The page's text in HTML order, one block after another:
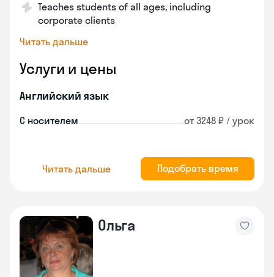
Teaches students of all ages, including
corporate clients
Читать дальше
Услуги и цены
Английский язык
С носителем от 3248 ₽ / урок
Читать дальше Подобрать время
Ольга